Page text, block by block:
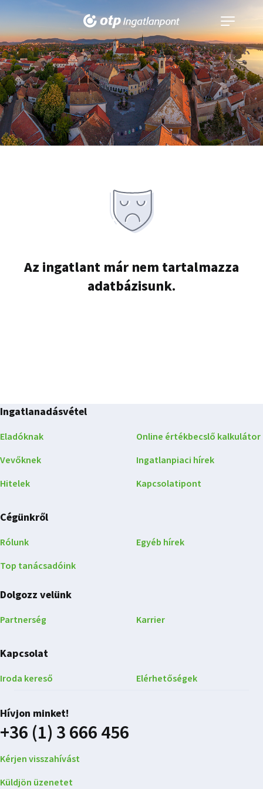
Navigáció
kinyitása
Az ingatlant már nem tartalmazza
adatbázisunk.
Ingatlanadásvétel
Eladóknak
Vevőknek
Hitelek
Online értékbecslő kalkulátor
Ingatlanpiaci hírek
Kapcsolatipont
Cégünkről
Rólunk
Top tanácsadóink
Egyéb hírek
Dolgozz velünk
Partnerség Karrier
Kapcsolat
Iroda kereső Elérhetőségek
Hívjon minket!
+36 (1) 3 666 456
Kérjen visszahívást
Küldjön üzenetet